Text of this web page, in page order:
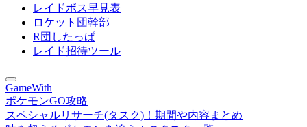
レイドボス早見表
ロケット団幹部
R団したっぱ
レイド招待ツール
GameWith
ポケモンGO攻略
スペシャルリサーチ(タスク)！期間や内容まとめ